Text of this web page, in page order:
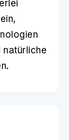
natürliche